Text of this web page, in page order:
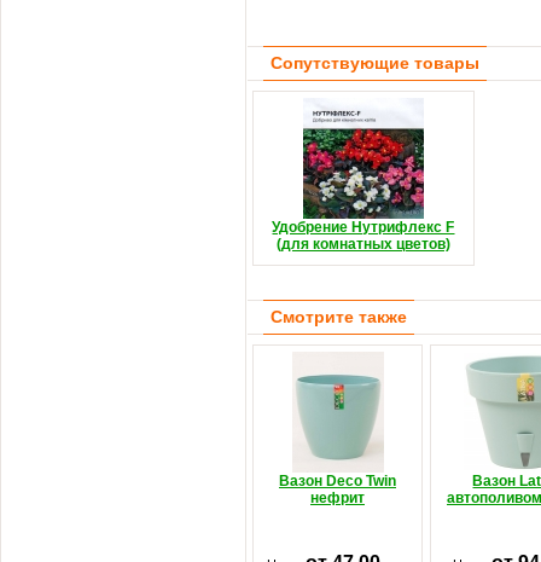
Сопутствующие товары
Удобрение Нутрифлекс F
(для комнатных цветов)
Смотрите также
Вазон Deco Twin
нефрит
Вазон